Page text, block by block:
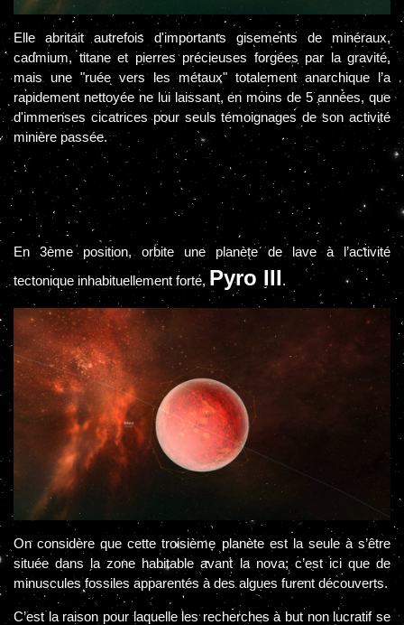
Elle abritait autrefois d'importants gisements de minéraux,
cadmium, titane et pierres précieuses forgées par la gravité,
mais une "ruée vers les métaux" totalement anarchique l’a
rapidement nettoyée ne lui laissant, en moins de 5 années, que
d'immenses cicatrices pour seuls témoignages de son activité
minière passée.
En 3ème position, orbite une planète de lave à l’activité
tectonique inhabituellement forte, Pyro III.
On considère que cette troisième planète est la seule à s’être
située dans la zone habitable avant la nova; c’est ici que de
minuscules fossiles apparentés à des algues furent découverts.
C’est la raison pour laquelle les recherches à but non lucratif se